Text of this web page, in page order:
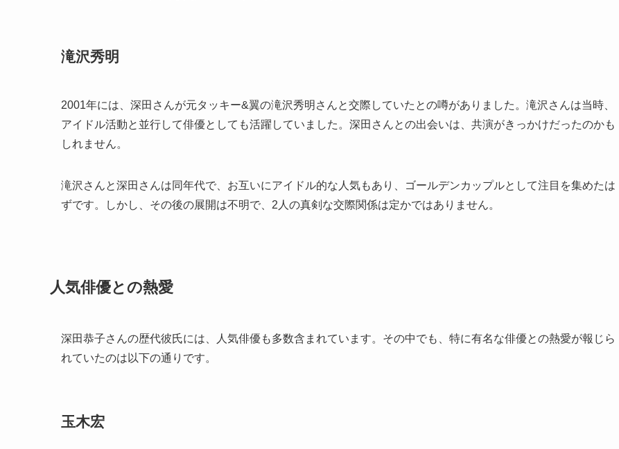
滝沢秀明
2001年には、深田さんが元タッキー&翼の滝沢秀明さんと交際していたとの噂がありました。滝沢さんは当時、
アイドル活動と並行して俳優としても活躍していました。深田さんとの出会いは、共演がきっかけだったのかも
しれません。
滝沢さんと深田さんは同年代で、お互いにアイドル的な人気もあり、ゴールデンカップルとして注目を集めたは
ずです。しかし、その後の展開は不明で、2人の真剣な交際関係は定かではありません。
人気俳優との熱愛
深田恭子さんの歴代彼氏には、人気俳優も多数含まれています。その中でも、特に有名な俳優との熱愛が報じら
れていたのは以下の通りです。
玉木宏